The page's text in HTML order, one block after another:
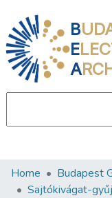
B
E
A
Communities &
Home Budapest
Sajtókivágat-